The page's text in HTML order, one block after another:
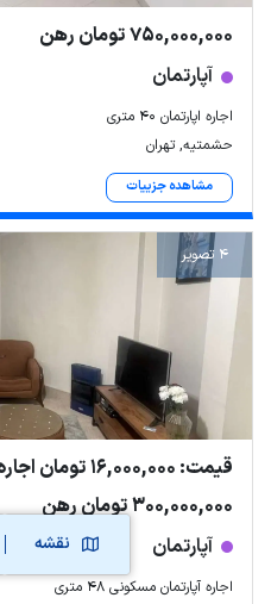
نقشه
750,000,000 تومان رهن
آپارتمان
اجاره اپارتمان ۴۰ متری
حشمتیه, تهران
مشاهده جزییات
4 تصویر
قیمت: 16,000,000 تومان اجاره
300,000,000 تومان رهن
آپارتمان
اجاره آپارتمان مسکونی ۴۸ متری